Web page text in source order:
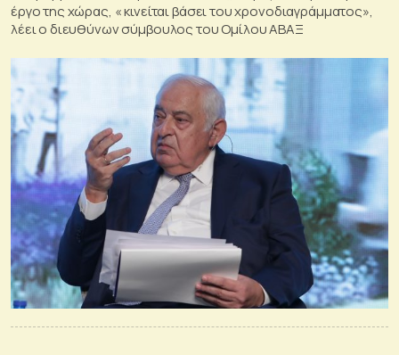
έργο της χώρας, « κινείται βάσει του χρονοδιαγράμματος»,
λέει ο διευθύνων σύμβουλος του Ομίλου ΑΒΑΞ